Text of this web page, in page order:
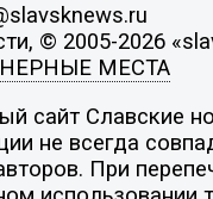
© 2005-2026
МЕСТА
сайт Славские
не всегда
При